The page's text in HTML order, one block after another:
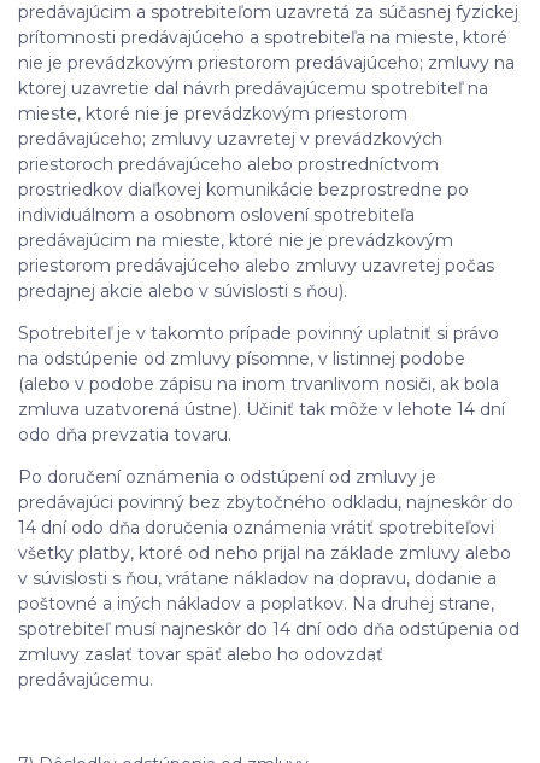
predávajúcim a spotrebiteľom uzavretá za súčasnej fyzickej
prítomnosti predávajúceho a spotrebiteľa na mieste, ktoré
nie je prevádzkovým priestorom predávajúceho; zmluvy na
ktorej uzavretie dal návrh predávajúcemu spotrebiteľ na
mieste, ktoré nie je prevádzkovým priestorom
predávajúceho; zmluvy uzavretej v prevádzkových
priestoroch predávajúceho alebo prostredníctvom
prostriedkov diaľkovej komunikácie bezprostredne po
individuálnom a osobnom oslovení spotrebiteľa
predávajúcim na mieste, ktoré nie je prevádzkovým
priestorom predávajúceho alebo zmluvy uzavretej počas
predajnej akcie alebo v súvislosti s ňou).
Spotrebiteľ je v takomto prípade povinný uplatniť si právo
na odstúpenie od zmluvy písomne, v listinnej podobe
(alebo v podobe zápisu na inom trvanlivom nosiči, ak bola
zmluva uzatvorená ústne). Učiniť tak môže v lehote 14 dní
odo dňa prevzatia tovaru.
Po doručení oznámenia o odstúpení od zmluvy je
predávajúci povinný bez zbytočného odkladu, najneskôr do
14 dní odo dňa doručenia oznámenia vrátiť spotrebiteľovi
všetky platby, ktoré od neho prijal na základe zmluvy alebo
v súvislosti s ňou, vrátane nákladov na dopravu, dodanie a
poštovné a iných nákladov a poplatkov. Na druhej strane,
spotrebiteľ musí najneskôr do 14 dní odo dňa odstúpenia od
zmluvy zaslať tovar späť alebo ho odovzdať
predávajúcemu.